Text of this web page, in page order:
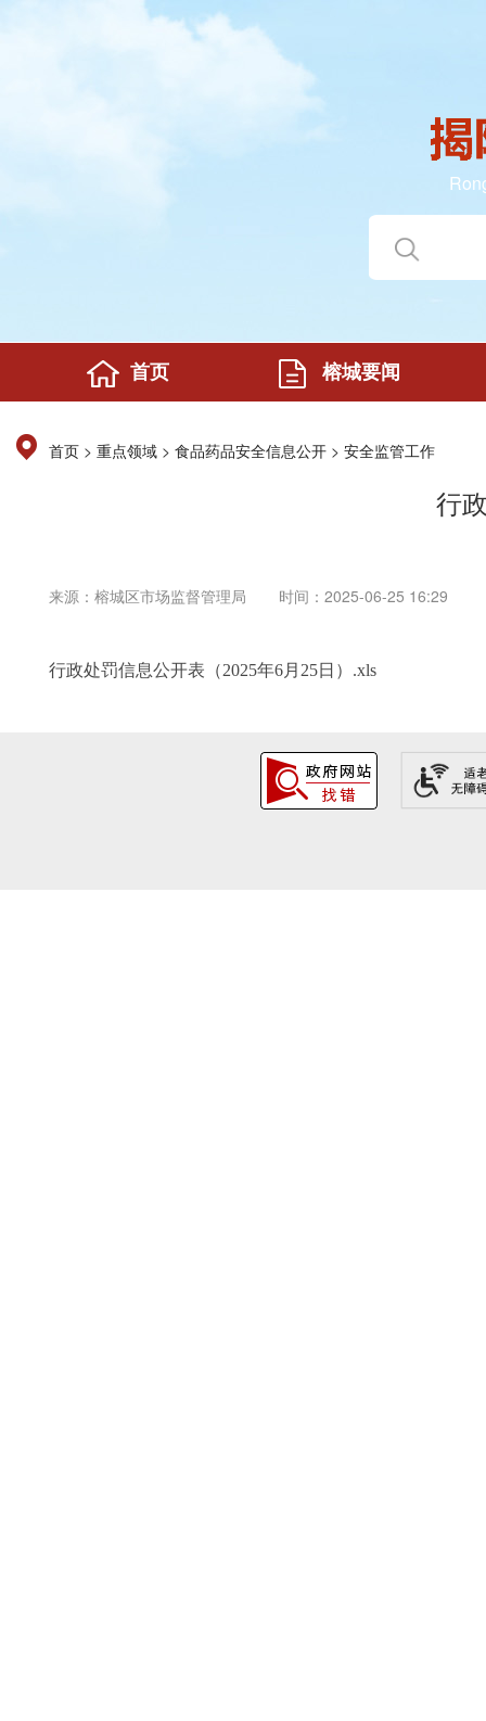
首页 榕城要闻
首页 > 重点领域 > 食品药品安全信息公开 > 安全监管工作
行
来源：榕城区市场监督管理局 时间：2025-06-25 16:29
行政处罚信息公开表（2025年6月25日）.xls